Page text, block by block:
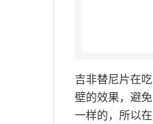
吉非替尼片在
壁的效果，避
一样的，所以